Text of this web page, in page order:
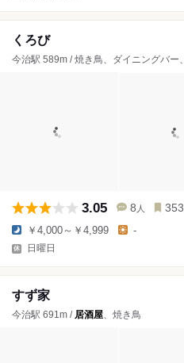
くろび
今治駅 589m / 焼き鳥、ダイニングバー、
3.05 8 人 353
￥4,000～￥4,999 -
日曜日
すず家
今治駅 691m / 居酒屋、焼き鳥